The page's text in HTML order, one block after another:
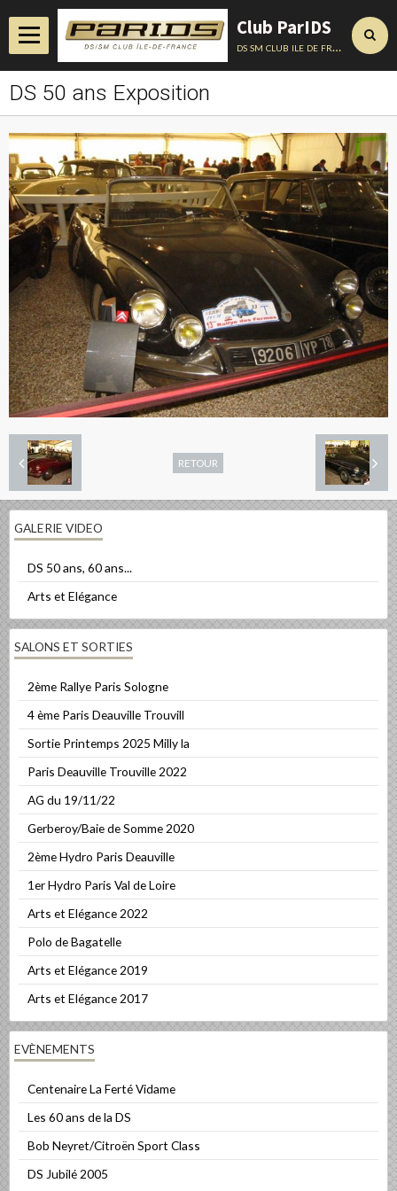
Club ParIDS
ds sm club ile de france
Accueil
Album
Annuaire
Contact
Conseils Techniques
DS 50 ans Exposition
RETOUR
GALERIE VIDEO
DS 50 ans, 60 ans...
Arts et Elégance
SALONS ET SORTIES
2ème Rallye Paris Sologne
4 ème Paris Deauville Trouvill
Sortie Printemps 2025 Milly la
Paris Deauville Trouville 2022
AG du 19/11/22
Gerberoy/Baie de Somme 2020
2ème Hydro Paris Deauville
1er Hydro Paris Val de Loire
Arts et Elégance 2022
Polo de Bagatelle
Arts et Elégance 2019
Arts et Elégance 2017
EVÈNEMENTS
Centenaire La Ferté Vidame
Les 60 ans de la DS
Bob Neyret/Citroën Sport Class
DS Jubilé 2005